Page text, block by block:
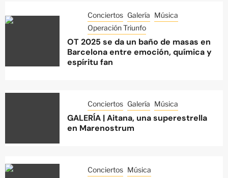
Conciertos Galería Música
Operación Triunfo
OT 2025 se da un baño de masas en
Barcelona entre emoción, química y
espíritu fan
Conciertos Galería Música
GALERÍA | Aitana, una superestrella
en Marenostrum
Conciertos Música